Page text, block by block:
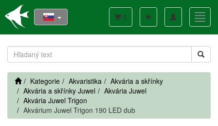
Toggle
navigation
0
Kategorie Akvaristika
Akvária a skřínky
Akvária a skřínky Juwel
Akvária Juwel
Akvária Juwel Trigon
Akvárium Juwel Trigon 190 LED dub